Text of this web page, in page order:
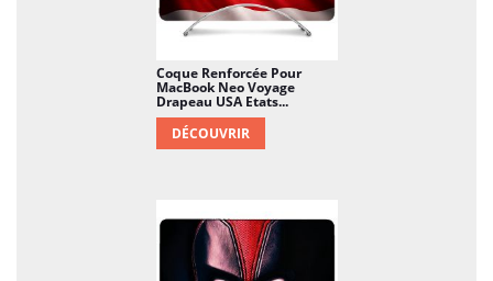
Coque Renforcée Pour
MacBook Neo Voyage
Drapeau USA Etats...
DÉCOUVRIR